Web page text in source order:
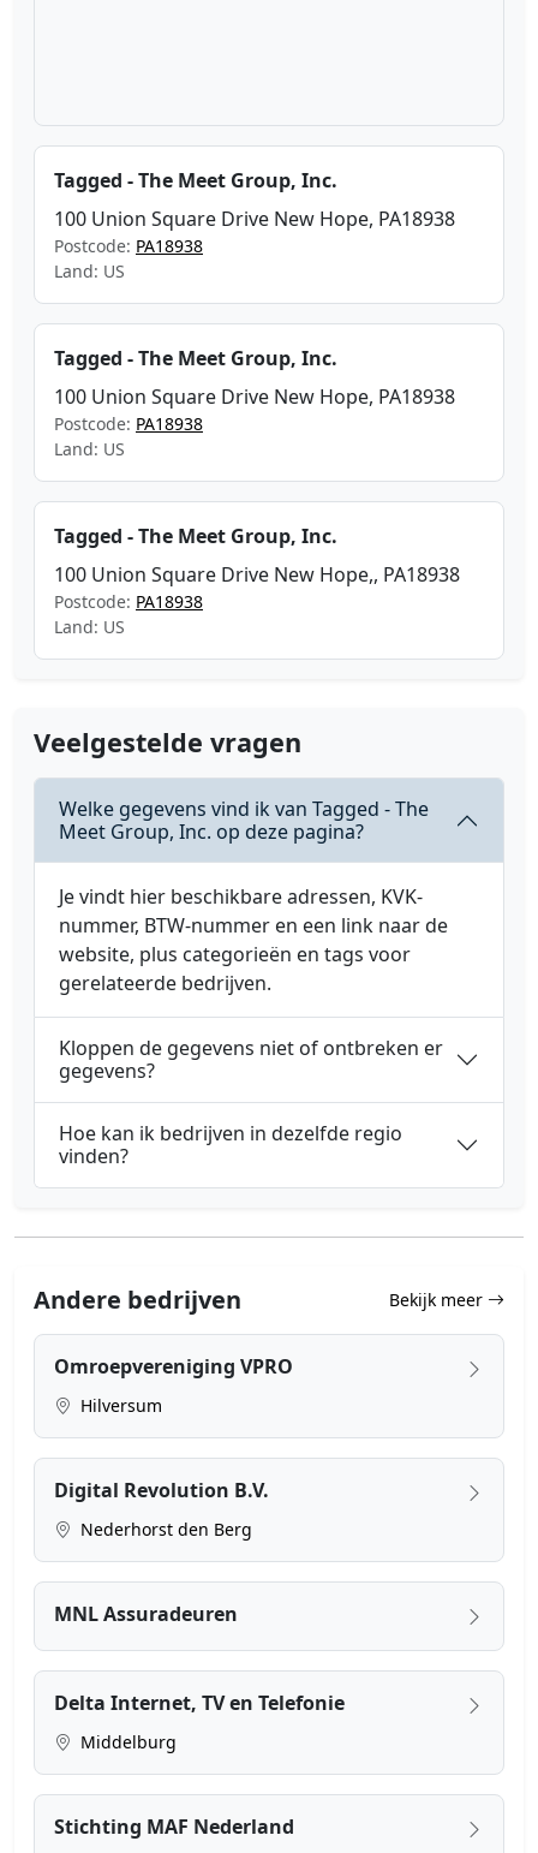
Tagged - The Meet Group, Inc.
100 Union Square Drive New Hope, PA18938
Postcode: PA18938
Land: US
Tagged - The Meet Group, Inc.
100 Union Square Drive New Hope, PA18938
Postcode: PA18938
Land: US
Tagged - The Meet Group, Inc.
100 Union Square Drive New Hope,, PA18938
Postcode: PA18938
Land: US
Veelgestelde vragen
Welke gegevens vind ik van Tagged - The
Meet Group, Inc. op deze pagina?
Je vindt hier beschikbare adressen, KVK-
nummer, BTW-nummer en een link naar de
website, plus categorieën en tags voor
gerelateerde bedrijven.
Kloppen de gegevens niet of ontbreken er
gegevens?
Hoe kan ik bedrijven in dezelfde regio
vinden?
Andere bedrijven Bekijk meer
Omroepvereniging VPRO
Hilversum
Digital Revolution B.V.
Nederhorst den Berg
MNL Assuradeuren
Delta Internet, TV en Telefonie
Middelburg
Stichting MAF Nederland